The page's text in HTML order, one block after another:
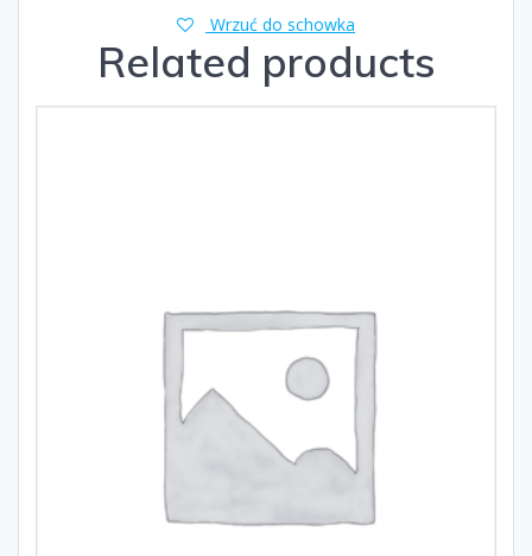
Wrzuć do schowka
Related products